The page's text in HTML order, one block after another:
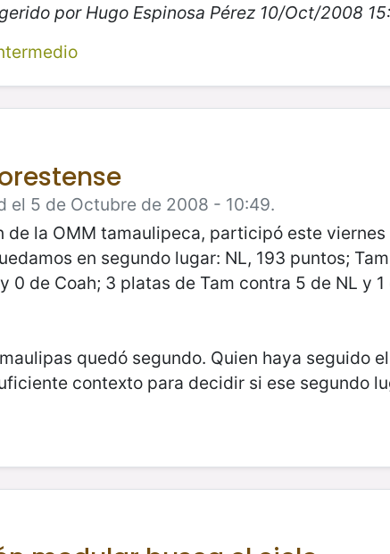
por Hugo Espinosa Pérez 10/Oct/2008
el 5 de Octubre de 2008 - 10:49.
de la OMM tamaulipeca, participó este
en segundo lugar: NL, 193 puntos;
0 de Coah; 3 platas de Tam contra 5 de NL y
quedó segundo. Quien haya seguido
contexto para decidir si ese segundo